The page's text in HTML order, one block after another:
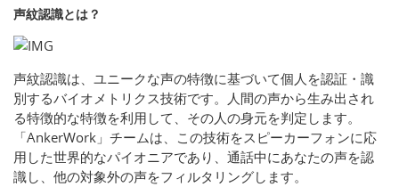
声紋認識とは？
声紋認識は、ユニークな声の特徴に基づいて個人を認証・識
別するバイオメトリクス技術です。人間の声から生み出され
る特徴的な特徴を利用して、その人の身元を判定します。
「AnkerWork」チームは、この技術をスピーカーフォンに応
用した世界的なパイオニアであり、通話中にあなたの声を認
識し、他の対象外の声をフィルタリングします。